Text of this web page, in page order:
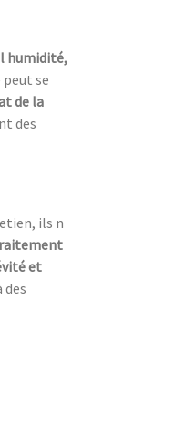
humidité,
se
de la
des
ils n
et
des